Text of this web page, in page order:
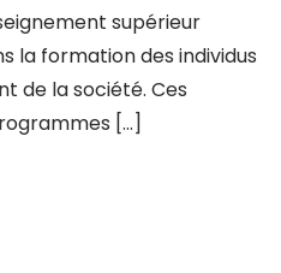
supérieur
la formation des individus
de la société. Ces
[…]